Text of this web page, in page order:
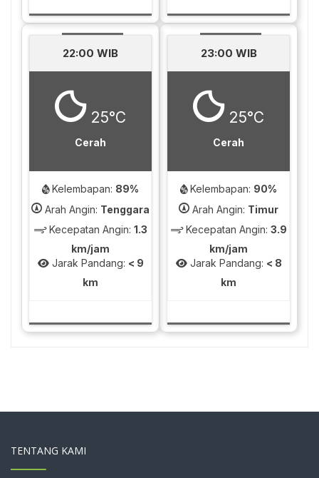
22:00 WIB
25°C
Cerah
Kelembapan: 89%
Arah Angin: Tenggara
Kecepatan Angin: 1.3
km/jam
Jarak Pandang: < 9
km
23:00 WIB
25°C
Cerah
Kelembapan: 90%
Arah Angin: Timur
Kecepatan Angin: 3.9
km/jam
Jarak Pandang: < 8
km
TENTANG KAMI